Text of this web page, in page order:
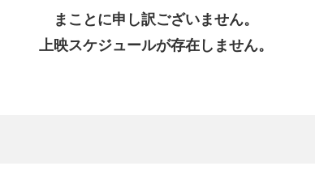
まことに申し訳ございません。
上映スケジュールが存在しません。